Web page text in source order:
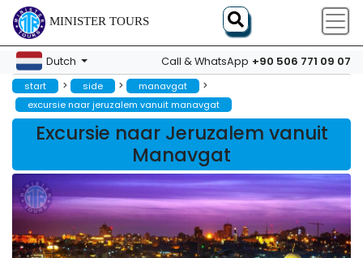
MINISTER TOURS
Dutch Call & WhatsApp +90 506 771 09 07
start > side > manavgat >
excursie naar jeruzalem vanuit manavgat
Excursie naar Jeruzalem vanuit
Manavgat